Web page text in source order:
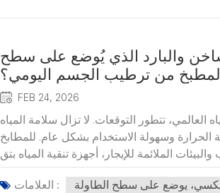
والبارد الذي يُوضع على سطح
من ترطيب الجسم اليومي؟
FEB 24, 2026
تتطور التوقعات. لا تزال سلامة المياه
الحرارة وسهولة الاستخدام بشكل عام. للمطابخ
العلامات :
العكسي، يوضع على سطح الطاولة